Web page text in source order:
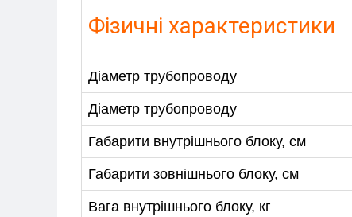
Фізичні характеристики
Діаметр трубопроводу
Діаметр трубопроводу
Габарити внутрішнього блоку, см
Габарити зовнішнього блоку, см
Вага внутрішнього блоку, кг